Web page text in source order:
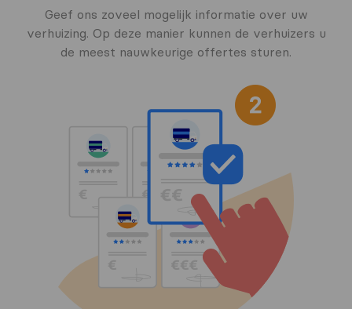
Geef ons zoveel mogelijk informatie over uw
verhuizing. Op deze manier kunnen de verhuizers u
de meest nauwkeurige offertes sturen.